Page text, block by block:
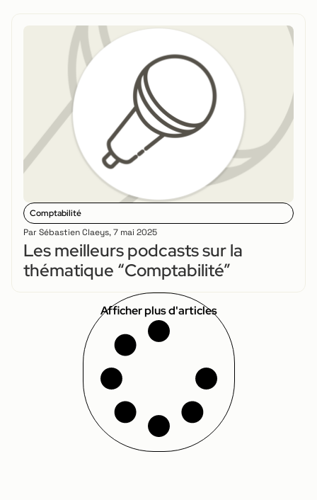
Comptabilité
Par Sébastien Claeys,7 mai 2025
Les meilleurs podcasts sur la
thématique “Comptabilité”
Afficher plus d'articles